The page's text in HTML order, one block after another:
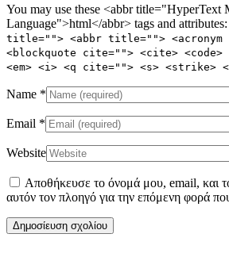
You may use these <abbr title="HyperText
Language">html</abbr> tags and attributes:
title=""> <abbr title="">
<blockquote cite=""> <cite> <code>
<em> <i> <q cite=""> <s> <strike>
Name *
Email *
Website
Αποθήκευσε το όνομά μου, email, και
αυτόν τον πλοηγό για την επόμενη φορά